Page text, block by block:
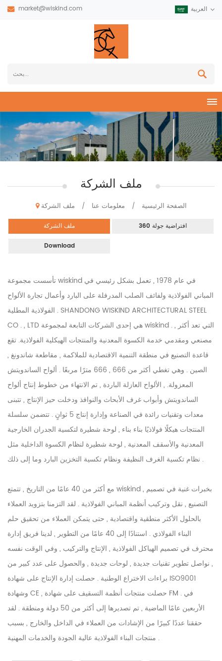
market@wiskind.com العربية
ملف الشركة
الصفحة الرئيسية / معلومات عنا / ملف الشركة
ملف الشركة 360 افتراضية جولة
Download
تأسست مجموعة wiskind في عام 1978 , تعمل بشكل رئيسي في
المباني الفولاذية ولفائف الصلب المدرفلة على البارد وأعمال تجارة الألواح
الفولاذية المطلية . SHANDONG WISKIND ARCHITECTURAL STEEL
CO . , LTD هي إحدى الشركات التابعة لمجموعة wiskind . , التي تعد أكثر
مصنعي ومقدمي خدمة الكسوة المعدنية والمنتجات الهيكلية الفولاذية. تقع
قاعدة التصنيع في منطقة التنمية الاقتصادية للملاكمة , مقاطعة شاندونغ ,
الصين . وهي تغطي أكثر من 666 , 666 مترًا مربعًا . ألواح الساندويتش
المعزولة. , الألواح العازلة الباردة , تم الانتهاء من خطوط إنتاج ألواح
الساندويتش وأبواب غرف الأبحاث والنوافذ ودخلت حيز الإنتاج , تتبنى
معدات وتقنيات رائدة في الصناعة وإدارة إنتاج 5 ثوانٍ . تتضمن سلسلة
المنتجات هيكلًا فولاذيًا بناء بناء , لوحة شطيرة لتكسية الجدران الخارجية
المعدنية والأسقف المعدنية , لوحة شطيرة لنظام الكسوة الداخلية مثل
نظام تكسية الغرف النظيفة ونظام تكسية التخزين البارد وما إلى ذلك .
مع أكثر من 40 عامًا من التاريخ , تتمتع wiskind بخبرات غنية في تصميم ,
التصنيع , نقل وتركيب أنظمة المباني الفولاذية . لقد التزمنا بتزويد العملاء
بالحلول الأكثر منطقية واقتصادية , حتى يتمكن العملاء من تحقيق حلم
البناء الفولاذي . استنادًا إلى 40 عامًا من التطوير , لدينا فريق إدارة
محترف في تصميم الهياكل الفولاذية , الإنتاج والتركيب , وفي الوقت نفسه
, نواصل تطوير تقنيات جديدة , لوحات جديدة , والحصول على عدد كبير من
براءات الاختراع الوطنية . حصلت إدارة الإنتاج على شهادة ISO9001
وشهادة CE , حصلت منتجات أنظمة التسقيف على شهادة FM . في
الأربعين عامًا الماضية , تم تصديرها إلى أكثر من 50 دولة ومنطقة . لقد
حققنا عددًا كبيرًا من الإشادات من العملاء في الداخل والخارج , بسبب
منتجات البناء الفولاذية عالية الجودة والخدمات المهنية .